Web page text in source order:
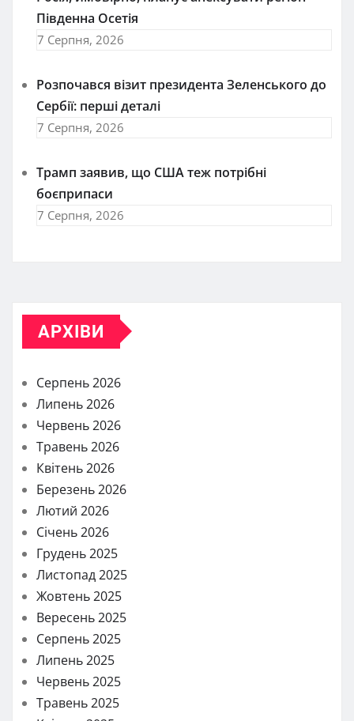
Південна Осетія
7 Серпня, 2026
Розпочався візит президента Зеленського до
Сербії: перші деталі
7 Серпня, 2026
Трамп заявив, що США теж потрібні
боєприпаси
7 Серпня, 2026
АРХІВИ
Серпень 2026
Липень 2026
Червень 2026
Травень 2026
Квітень 2026
Березень 2026
Лютий 2026
Січень 2026
Грудень 2025
Листопад 2025
Жовтень 2025
Вересень 2025
Серпень 2025
Липень 2025
Червень 2025
Травень 2025